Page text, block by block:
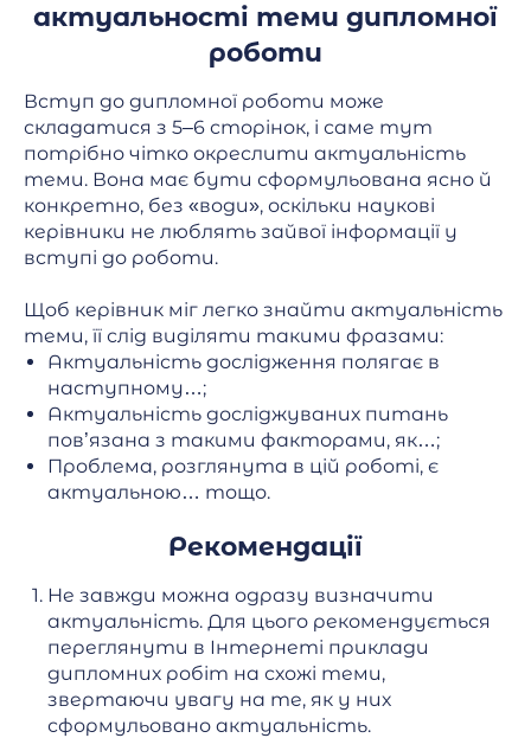
актуальності теми дипломної
роботи
Вступ до дипломної роботи може
складатися з 5–6 сторінок, і саме тут
потрібно чітко окреслити актуальність
теми. Вона має бути сформульована ясно й
конкретно, без «води», оскільки наукові
керівники не люблять зайвої інформації у
вступі до роботи.
Щоб керівник міг легко знайти актуальність
теми, її слід виділяти такими фразами:
Актуальність дослідження полягає в
наступному…;
Актуальність досліджуваних питань
пов’язана з такими факторами, як…;
Проблема, розглянута в цій роботі, є
актуальною… тощо.
Рекомендації
Не завжди можна одразу визначити
актуальність. Для цього рекомендується
переглянути в Інтернеті приклади
дипломних робіт на схожі теми,
звертаючи увагу на те, як у них
сформульовано актуальність.